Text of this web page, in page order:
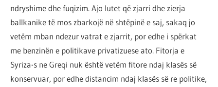
ndryshime dhe fuqizim. Ajo lutet që zjarri dhe zierja
ballkanike të mos zbarkojë në shtëpinë e saj, sakaq jo
vetëm mban ndezur vatrat e zjarrit, por edhe i spërkat
me benzinën e politikave privatizuese ato. Fitorja e
Syriza-s ne Greqi nuk është vetëm fitore ndaj klasës së
konservuar, por edhe distancim ndaj klasës së re politike,